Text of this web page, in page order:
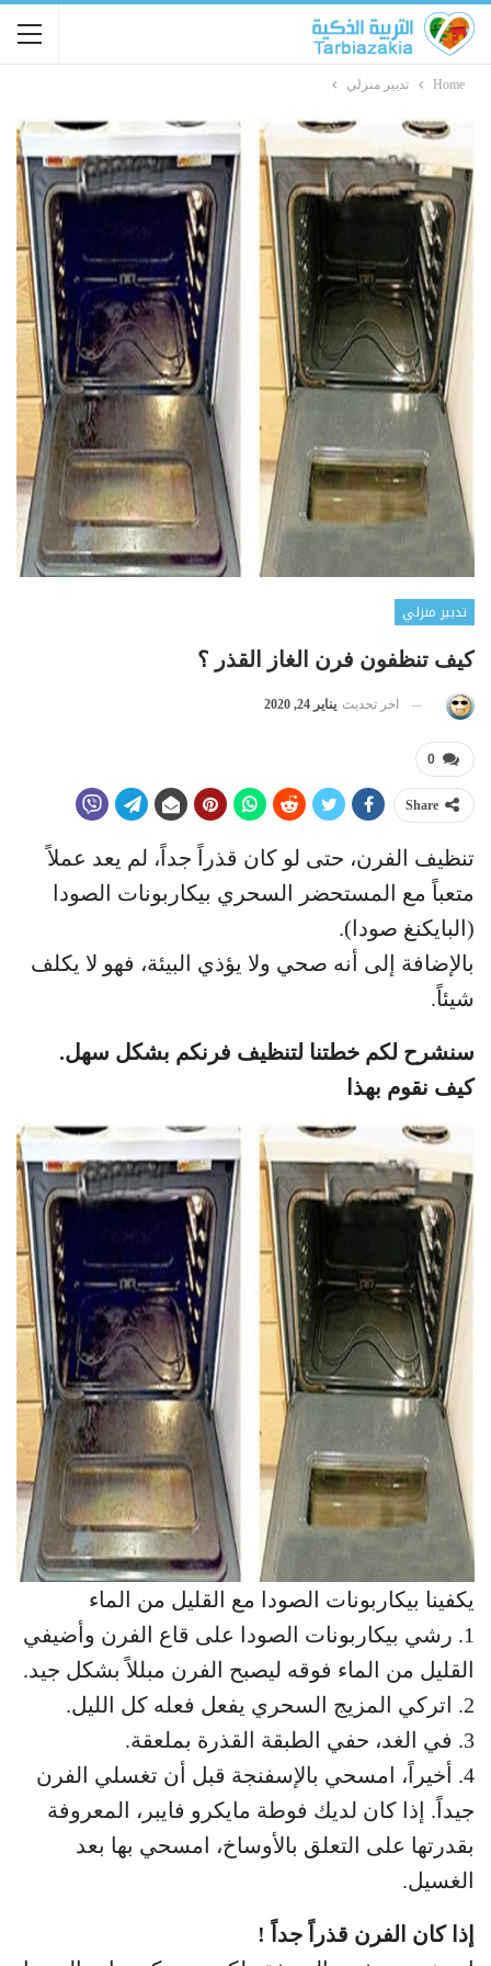
Home تدبير منزلي
تدبير منزلي
كيف تنظفون فرن الغاز القذر ؟
اخر تحديث يناير 24, 2020
0
Share
تنظيف الفرن، حتى لو كان قذراً جداً، لم يعد عملاً
متعباً مع المستحضر السحري بيكاربونات الصودا
(البايكنغ صودا).
بالإضافة إلى أنه صحي ولا يؤذي البيئة، فهو لا يكلف
شيئاً.
سنشرح لكم خطتنا لتنظيف فرنكم بشكل سهل.
كيف نقوم بهذا
يكفينا بيكاربونات الصودا مع القليل من الماء
1. رشي بيكاربونات الصودا على قاع الفرن وأضيفي
القليل من الماء فوقه ليصبح الفرن مبللاً بشكل جيد.
2. اتركي المزيج السحري يفعل فعله كل الليل.
3. في الغد، حفي الطبقة القذرة بملعقة.
4. أخيراً، امسحي بالإسفنجة قبل أن تغسلي الفرن
جيداً. إذا كان لديك فوطة مايكرو فايبر، المعروفة
بقدرتها على التعلق بالأوساخ، امسحي بها بعد
الغسيل.
إذا كان الفرن قذراً جداً !